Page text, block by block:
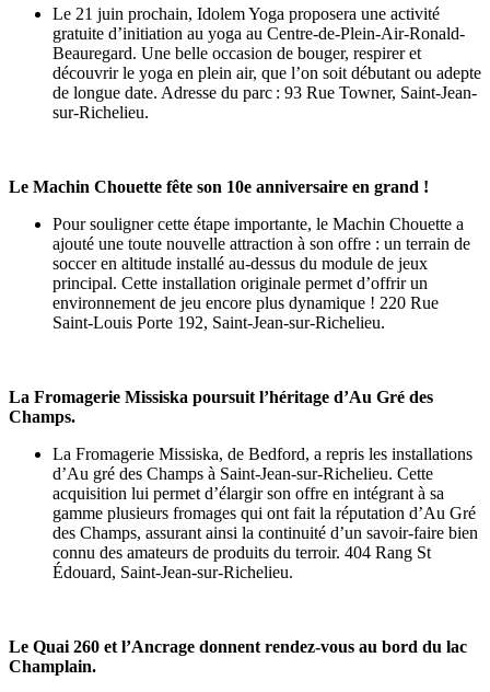
Le 21 juin prochain, Idolem Yoga proposera une activité
gratuite d’initiation au yoga au Centre-de-Plein-Air-Ronald-
Beauregard. Une belle occasion de bouger, respirer et
découvrir le yoga en plein air, que l’on soit débutant ou adepte
de longue date. Adresse du parc : 93 Rue Towner, Saint-Jean-
sur-Richelieu.
Le Machin Chouette fête son 10e anniversaire en grand !
Pour souligner cette étape importante, le Machin Chouette a
ajouté une toute nouvelle attraction à son offre : un terrain de
soccer en altitude installé au-dessus du module de jeux
principal. Cette installation originale permet d’offrir un
environnement de jeu encore plus dynamique ! 220 Rue
Saint-Louis Porte 192, Saint-Jean-sur-Richelieu.
La Fromagerie Missiska poursuit l’héritage d’Au Gré des
Champs.
La Fromagerie Missiska, de Bedford, a repris les installations
d’Au gré des Champs à Saint-Jean-sur-Richelieu. Cette
acquisition lui permet d’élargir son offre en intégrant à sa
gamme plusieurs fromages qui ont fait la réputation d’Au Gré
des Champs, assurant ainsi la continuité d’un savoir-faire bien
connu des amateurs de produits du terroir. 404 Rang St
Édouard, Saint-Jean-sur-Richelieu.
Le Quai 260 et l’Ancrage donnent rendez-vous au bord du lac
Champlain.